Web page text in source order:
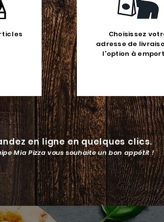
Choisissez
adresse de
l'option à
en ligne en quelques clics.
Mia Pizza vous souhaite un bon appétit !